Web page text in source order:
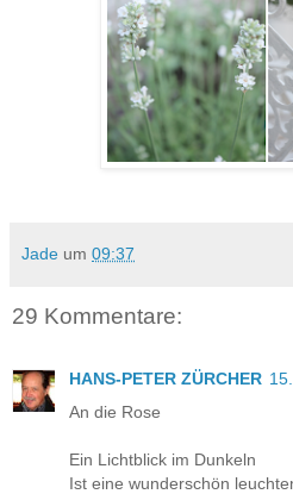
Jade um 09:37
29 Kommentare:
HANS-PETER ZÜRCHER
An die Rose
Ein Lichtblick im Dunkeln
Ist eine wunderschön